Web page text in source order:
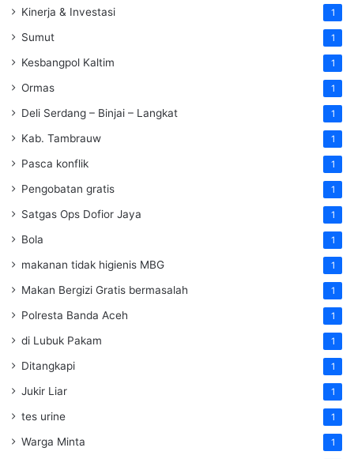
Kinerja & Investasi 1
Sumut 1
Kesbangpol Kaltim 1
Ormas 1
Deli Serdang – Binjai – Langkat 1
Kab. Tambrauw 1
Pasca konflik 1
Pengobatan gratis 1
Satgas Ops Dofior Jaya 1
Bola 1
makanan tidak higienis MBG 1
Makan Bergizi Gratis bermasalah 1
Polresta Banda Aceh 1
di Lubuk Pakam 1
Ditangkapi 1
Jukir Liar 1
tes urine 1
Warga Minta 1